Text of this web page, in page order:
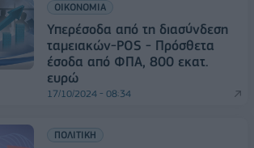
ΟΙΚΟΝΟΜΙΑ
Υπερέσοδα από τη διασύνδεση
ταμειακών-POS - Πρόσθετα
έσοδα από ΦΠΑ, 800 εκατ.
ευρώ
17/10/2024 - 08:34
ΠΟΛΙΤΙΚΗ